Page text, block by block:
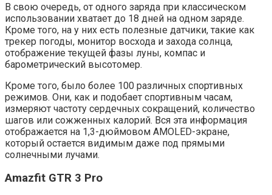
В свою очередь, от одного заряда при классическом
использовании хватает до 18 дней на одном заряде.
Кроме того, на у них есть полезные датчики, такие как
трекер погоды, монитор восхода и захода солнца,
отображение текущей фазы луны, компас и
барометрический высотомер.
Кроме того, было более 100 различных спортивных
режимов. Они, как и подобает спортивным часам,
измеряют частоту сердечных сокращений, количество
шагов или сожженных калорий. Вся эта информация
отображается на 1,3-дюймовом AMOLED-экране,
который остается видимым даже под прямыми
солнечными лучами.
Amazfit GTR 3 Pro